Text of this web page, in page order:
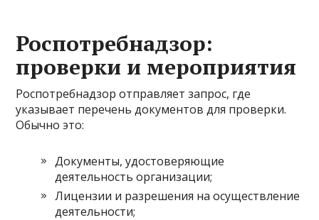
Роспотребнадзор:
проверки и мероприятия
Роспотребнадзор отправляет запрос, где
указывает перечень документов для проверки.
Обычно это:
Документы, удостоверяющие
деятельность организации;
Лицензии и разрешения на осуществление
деятельности;